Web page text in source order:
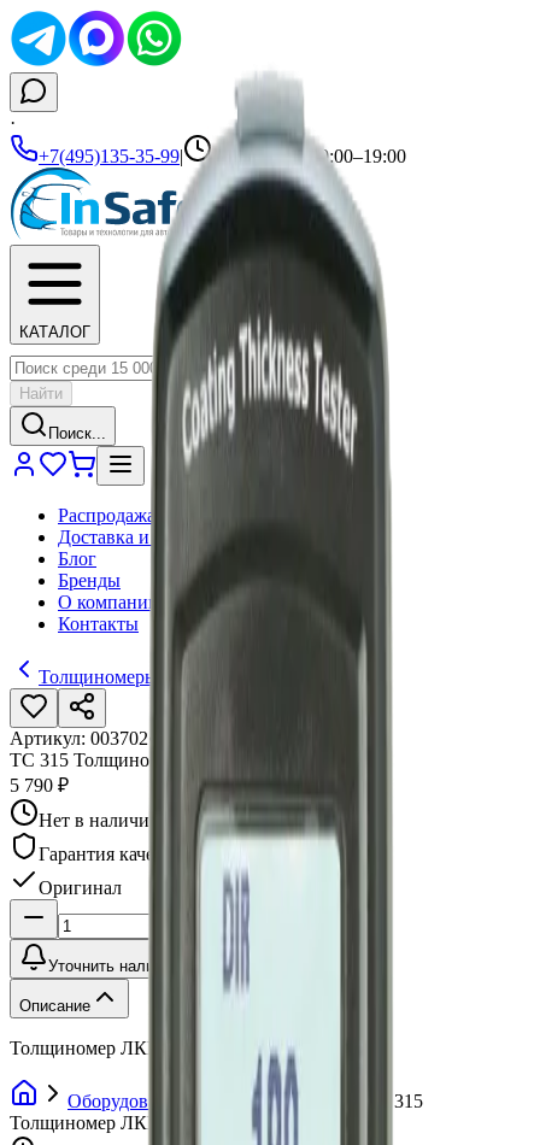
·
+7(495)135-35-99| Ежедневно 10:00–19:00
КАТАЛОГ
Найти
Поиск...
Распродажа
Доставка и оплата
Блог
Бренды
О компании
Контакты
Толщиномеры
Артикул: 003702
TC 315 Толщиномер ЛКП
5 790 ₽
Нет в наличии
Гарантия качества
Оригинал
Уточнить наличие
Описание
Толщиномер ЛКП, TC 315
Оборудование Толщиномеры
TC 315
Толщиномер ЛКП